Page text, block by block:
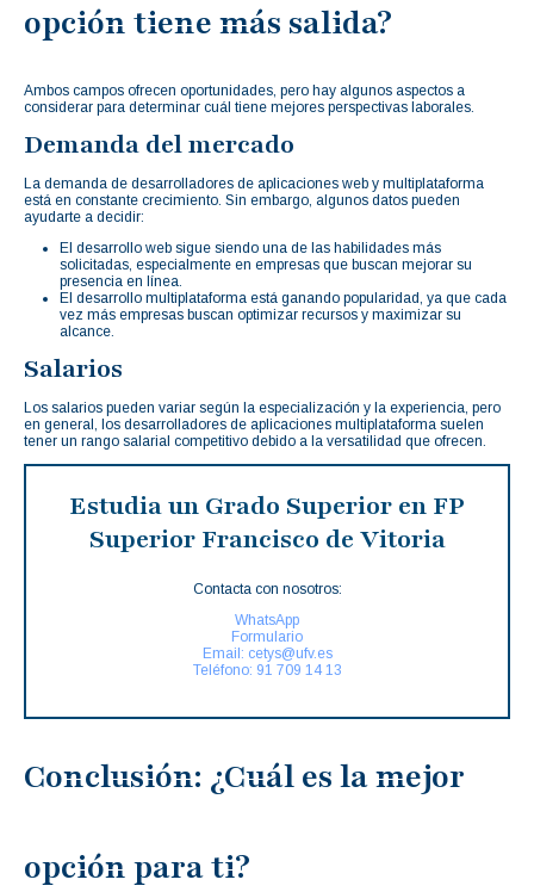
opción tiene más salida?
Ambos campos ofrecen oportunidades, pero hay algunos aspectos a
considerar para determinar cuál tiene mejores perspectivas laborales.
Demanda del mercado
La demanda de desarrolladores de aplicaciones web y multiplataforma
está en constante crecimiento. Sin embargo, algunos datos pueden
ayudarte a decidir:
El desarrollo web sigue siendo una de las habilidades más
solicitadas, especialmente en empresas que buscan mejorar su
presencia en línea.
El desarrollo multiplataforma está ganando popularidad, ya que cada
vez más empresas buscan optimizar recursos y maximizar su
alcance.
Salarios
Los salarios pueden variar según la especialización y la experiencia, pero
en general, los desarrolladores de aplicaciones multiplataforma suelen
tener un rango salarial competitivo debido a la versatilidad que ofrecen.
Estudia un Grado Superior en FP
Superior Francisco de Vitoria
Contacta con nosotros:
WhatsApp
Formulario
Email: cetys@ufv.es
Teléfono: 91 709 14 13
Conclusión: ¿Cuál es la mejor
opción para ti?